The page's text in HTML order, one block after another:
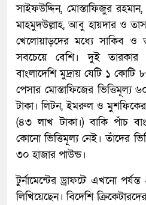
সাইফউদ্দিন, মোস্তাফিজুর
মাহমুদউল্লাহ, আবু হায়দার ও
খেলোয়াড়দের মধ্যে সাকিব ও
সবচেয়ে বেশি। দুই তারকার
বাংলাদেশি মুদ্রায় যেটি ১
পেসার মোস্তাফিজের ভিত্তিমূল্য
টাকা। লিটন, ইমরুল ও মুশফিকের
(৪৩ লাখ টাকা।) বাকি পাঁচ
কোনো ভিত্তিমূল্য নেই। তাঁদের
৩০ হাজার পাউন্ড।
টুর্নামেন্টের ড্রাফটে এখনো
লিখিয়েছেন। বিদেশি